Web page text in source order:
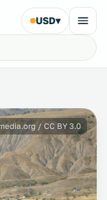
USD▾
/ CC BY 3.0